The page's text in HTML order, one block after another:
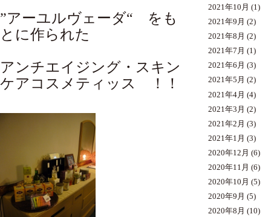
”アーユルヴェーダ“ をも
とに作られた
アンチエイジング・スキン
ケアコスメティッス ！！
2021年10月 (1)
2021年9月 (2)
2021年8月 (2)
2021年7月 (1)
2021年6月 (3)
2021年5月 (2)
2021年4月 (4)
2021年3月 (2)
2021年2月 (3)
2021年1月 (3)
2020年12月 (6)
2020年11月 (6)
2020年10月 (5)
2020年9月 (5)
2020年8月 (10)